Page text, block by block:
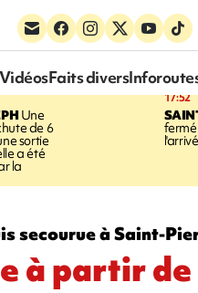
Faits divers
Une
de 6
sortie
a été
la
17:52
secourue à Saint-
à partir de